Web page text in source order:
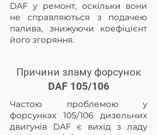
DAF у ремонт, оскільки вони
не справляються з подачею
палива, знижуючи коефіцієнт
його згоряння.
Причини зламу форсунок
DAF 105/106
Частою проблемою у
форсунках 105/106 дизельних
двигунів DAF є вихід з ладу